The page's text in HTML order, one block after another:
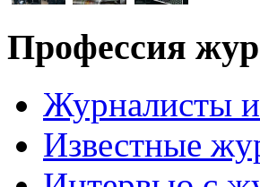
Профессия
Журналисты и
Известные